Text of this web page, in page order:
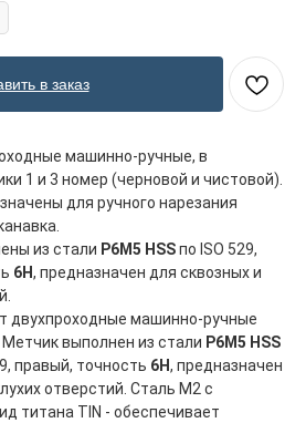
в заказ
машинно-ручные, в
1 и 3 номер (черновой и чистовой).
для ручного нарезания
из стали Р6М5 HSSпо ISO 529,
6H, предназначен для сквозных и
двухпроходные машинно-ручные
выполнен из стали Р6М5 HSS
правый, точность 6H, предназначен
отверстий. Сталь М2 с
титана TIN - обеспечивает